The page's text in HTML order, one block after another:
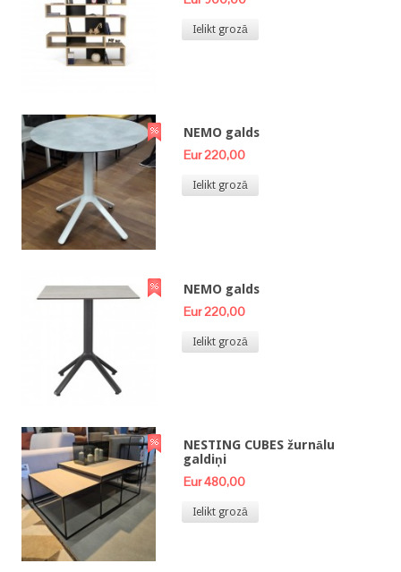
Ielikt grozā
NEMO galds
Eur 220,00
Ielikt grozā
NEMO galds
Eur 220,00
Ielikt grozā
NESTING CUBES žurnālu
galdiņi
Eur 480,00
Ielikt grozā